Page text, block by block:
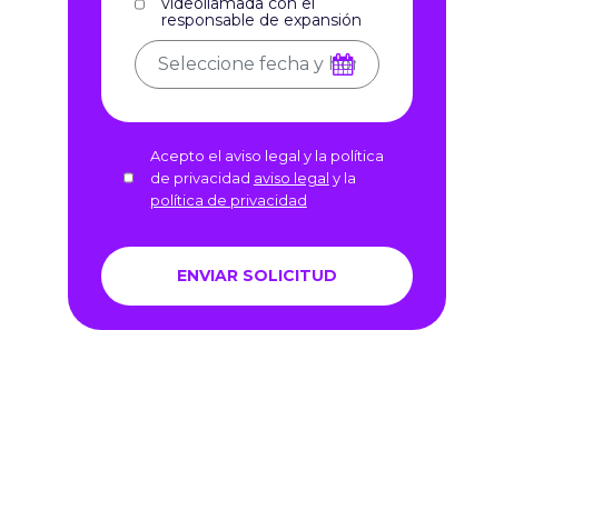
responsable de expansión
Acepto el aviso legal y la política
de privacidad aviso legal y la
política de privacidad